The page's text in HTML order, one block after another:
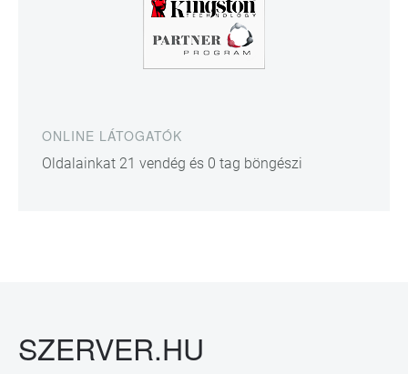
ONLINE LÁTOGATÓK
Oldalainkat 21 vendég és 0 tag böngészi
SZERVER.HU